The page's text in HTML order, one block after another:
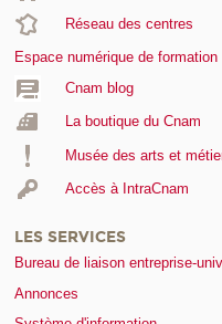
Réseau des centres
Espace numérique de formation
Cnam blog
La boutique du Cnam
Musée des arts et
Accès à IntraCnam
LES SERVICES
Bureau de liaison entreprise-
Annonces